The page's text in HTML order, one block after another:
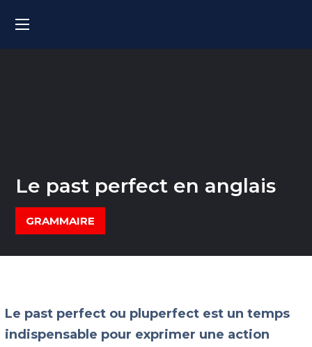
Le past perfect en anglais
GRAMMAIRE
Le past perfect ou pluperfect est un temps
indispensable pour exprimer une action